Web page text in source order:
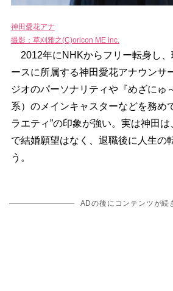
神田愛花アナ
撮影：草刈雅之(C)oricon ME inc.
2012年にNHKからフリー転身し、
ースに所属する神田愛花アナウンサ
ジオのパーソナリティや『めざにゅ
系）のメインキャスターなどを務め
ラエティ”の印象が強い。実は神田
で結婚願望はなく、退職後に人生の
う。
ADの後にコンテンツが続